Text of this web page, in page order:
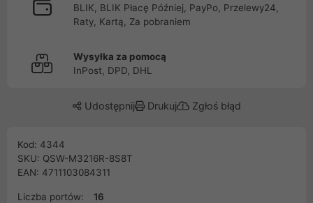
BLIK, BLIK Płacę Później, PayPo, Przelewy24,
Raty, Kartą, Za pobraniem
Wysyłka za pomocą
InPost, DPD, DHL
Udostępnij Drukuj Zgłoś błąd
Kod: 4344
SKU: QSW-M3216R-8S8T
EAN: 4711103084311
Liczba portów:
16